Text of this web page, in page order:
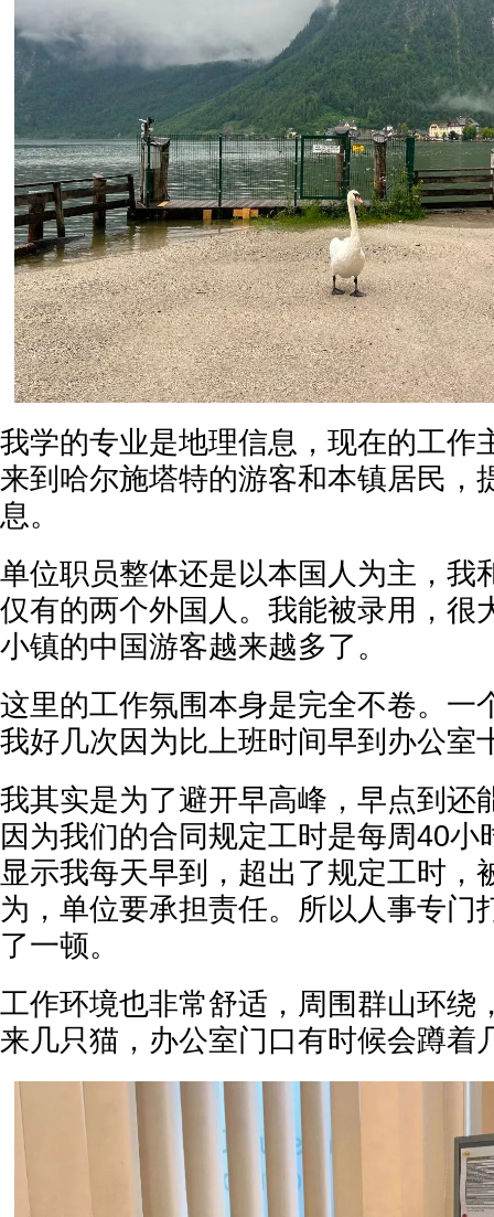
我学的专业是地理信息，现在的工作
来到哈尔施塔特的游客和本镇居民，
息。
单位职员整体还是以本国人为主，我
仅有的两个外国人。我能被录用，很
小镇的中国游客越来越多了。
这里的工作氛围本身是完全不卷。一
我好几次因为比上班时间早到办公室
我其实是为了避开早高峰，早点到还
因为我们的合同规定工时是每周40小
显示我每天早到，超出了规定工时，
为，单位要承担责任。所以人事专门
了一顿。
工作环境也非常舒适，周围群山环绕
来几只猫，办公室门口有时候会蹲着